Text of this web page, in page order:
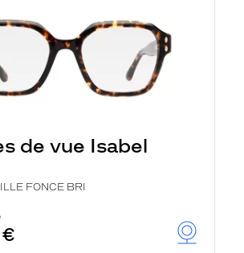
de vue Isabel
FONCE BRI